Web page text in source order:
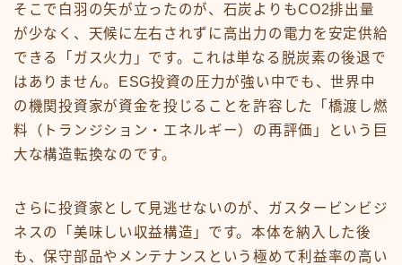
そこで白羽の矢が立ったのが、石炭よりもCO2排出量
が少なく、天候に左右されずに高出力の電力を安定供給
できる「ガス火力」です。これは単なる脱炭素の後退で
はありません。ESG投資の圧力が強い中でも、世界中
の機関投資家が資金を投じることを許容した「橋渡し燃
料（トランジション・エネルギー）の再評価」という巨
大な構造転換なのです。
さらに投資家として見逃せないのが、ガスタービンビジ
ネスの「美味しい収益構造」です。本体を納入した後
も、保守部品やメンテナンスという極めて利益率の高い